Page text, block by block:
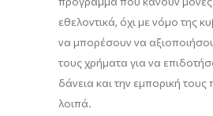
εθελοντικά, όχι με νόμο της
να μπορέσουν να
τους χρήματα για να
δάνεια και την εμπορική τους
λοιπά.